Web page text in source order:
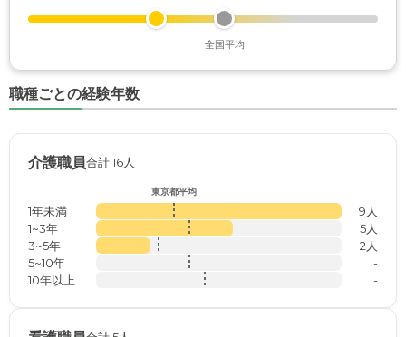
全国平均
職種ごとの経験年数
介護職員合計 16人
東京都平均
1年未満
9人
1~3年
5人
3~5年
2人
5~10年
-
10年以上
-